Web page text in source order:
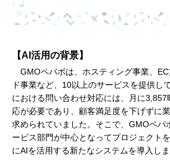
【AI活⽤の背景】
GMOペパボは、ホスティング事業、
ド事業など、10以上のサービスを提供し
における問い合わせ対応には、月に3,857
応が必要であり、顧客満足度を下げずに
求められていました。そこで、GMOペパ
ービス部門が中心となってプロジェクト
にAIを活用する新たなシステムを導入しま